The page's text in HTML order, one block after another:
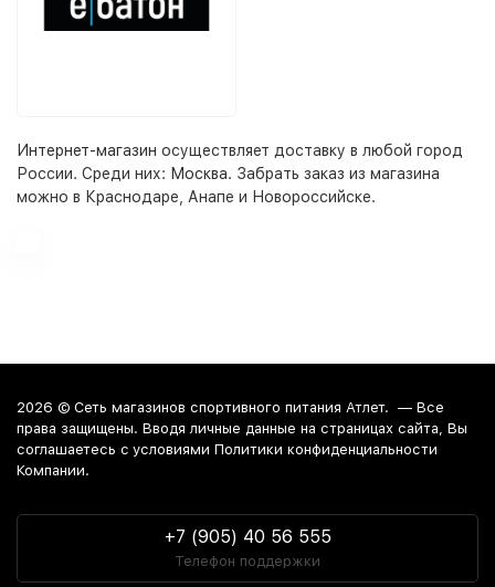
Интернет-магазин осуществляет доставку в любой город
России. Среди них: Москва. Забрать заказ из магазина
можно в Краснодаре, Анапе и Новороссийске.
2026 © Сеть магазинов спортивного питания Атлет. — Все
права защищены. Вводя личные данные на страницах сайта, Вы
соглашаетесь c условиями Политики конфиденциальности
Компании.
+7 (905) 40 56 555
Телефон поддержки